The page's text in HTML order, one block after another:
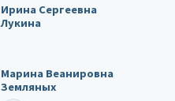
Ирина Сергеевна
Лукина
Марина Веанировна
Земляных